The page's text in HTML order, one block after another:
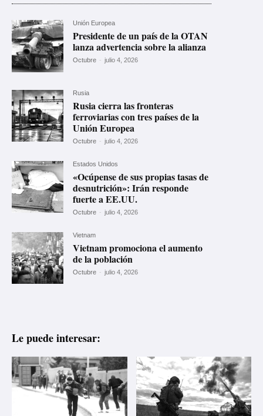
Unión Europea
Presidente de un país de la OTAN
lanza advertencia sobre la alianza
Octubre - julio 4, 2026
Rusia
Rusia cierra las fronteras
ferroviarias con tres países de la
Unión Europea
Octubre - julio 4, 2026
Estados Unidos
«Ocúpense de sus propias tasas de
desnutrición»: Irán responde
fuerte a EE.UU.
Octubre - julio 4, 2026
Vietnam
Vietnam promociona el aumento
de la población
Octubre - julio 4, 2026
Le puede interesar: